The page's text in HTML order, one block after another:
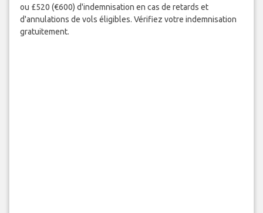
ou £520 (€600) d'indemnisation en cas de retards et
d'annulations de vols éligibles. Vérifiez votre indemnisation
gratuitement.